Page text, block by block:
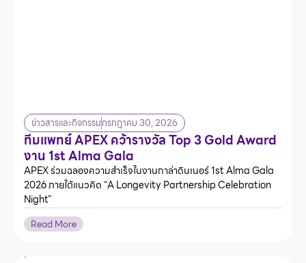
ข่าวสารและกิจกรรมกรกฎาคม 30, 2026
ทีมแพทย์ APEX คว้ารางวัล Top 3 Gold Award
งาน 1st Alma Gala
APEX ร่วมฉลองความสำเร็จในงานกาล่าดินเนอร์ 1st Alma Gala
2026 ภายใต้แนวคิด “A Longevity Partnership Celebration
Night”
Read More